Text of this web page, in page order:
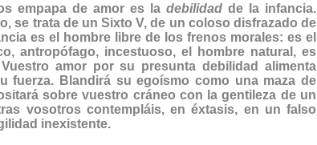
empapa de amor es la debilidad de la infancia.
se trata de un Sixto V, de un coloso disfrazado de
es el hombre libre de los frenos morales: es el
antropófago, incestuoso, el hombre natural, es
amor por su presunta debilidad alimenta
fuerza. Blandirá su egoísmo como una maza de
sobre vuestro cráneo con la gentileza de un
vosotros contempláis, en éxtasis, en un falso
inexistente.